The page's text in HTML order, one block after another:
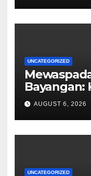
UNCATEGORIZED
Bayangan:
Legitimasi
AUGUST 6, 2026
UNCATEGORIZED